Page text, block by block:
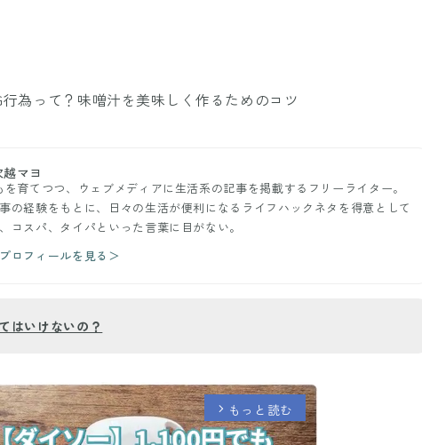
為って？味噌汁を美味しく作るためのコツ
マヨ
を育てつつ、ウェブメディアに生活系の記事を掲載するフリーライター。
の経験をもとに、日々の生活が便利になるライフハックネタを得意として
コスパ、タイパといった言葉に目がない。
ロフィールを見る＞
はいけないの？
arrow_forward_ios もっと読む